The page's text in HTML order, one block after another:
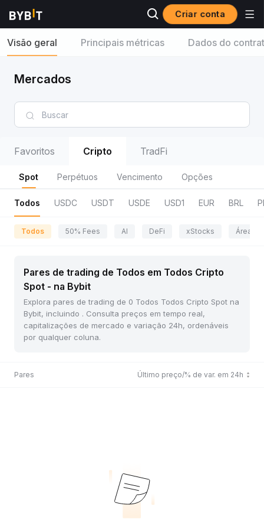
Criar conta
Visão geral Principais métricas Dados do
Mercados
Favoritos Cripto TradFi
Spot Perpétuos Vencimento Opções
Todos USDC USDT USDE USD1 EUR BRL
Todos 50% Fees AI DeFi xStocks Área da
Pares de trading de Todos em Todos Cripto
Spot - na Bybit
Explora pares de trading de 0 Todos Todos Cripto Spot na
Bybit, incluindo . Consulta preços em tempo real,
capitalizações de mercado e variação 24h, ordenáveis
por qualquer coluna.
Pares Último preço/% de var. em 24h